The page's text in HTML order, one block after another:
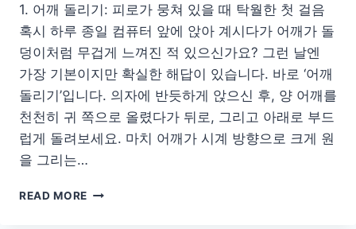
1. 어깨 돌리기: 피로가 뭉쳐 있을 때 탁월한 첫 걸음
혹시 하루 종일 컴퓨터 앞에 앉아 계시다가 어깨가 돌
덩이처럼 무겁게 느껴진 적 있으신가요? 그런 날엔
가장 기본이지만 확실한 해답이 있습니다. 바로 ‘어깨
돌리기’입니다. 의자에 반듯하게 앉으신 후, 양 어깨를
천천히 귀 쪽으로 올렸다가 뒤로, 그리고 아래로 부드
럽게 돌려보세요. 마치 어깨가 시계 방향으로 크게 원
을 그리는…
READ MORE